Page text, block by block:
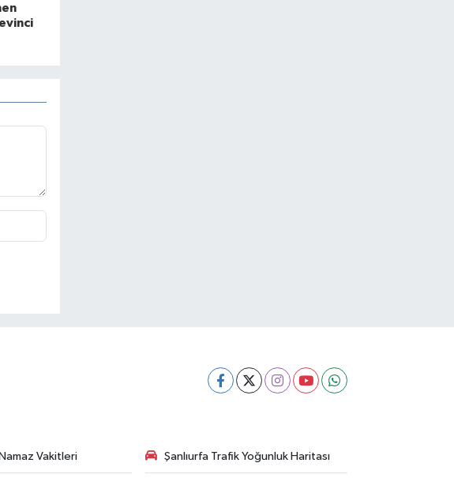
Vakitleri Şanlıurfa Trafik Yoğunluk Haritası